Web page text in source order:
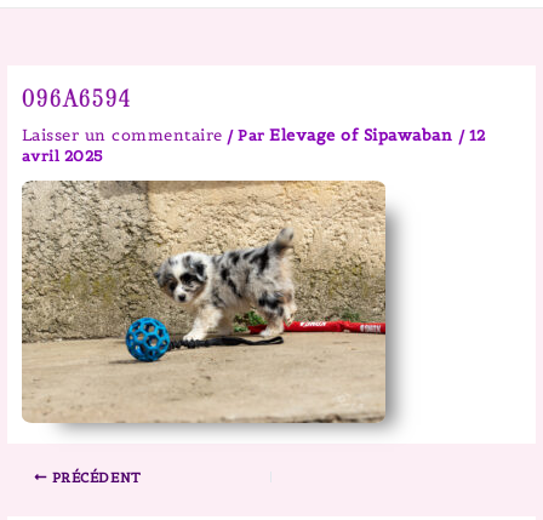
096A6594
Laisser un commentaire / ParElevage of Sipawaban / 12
avril 2025
PRÉCÉDENT